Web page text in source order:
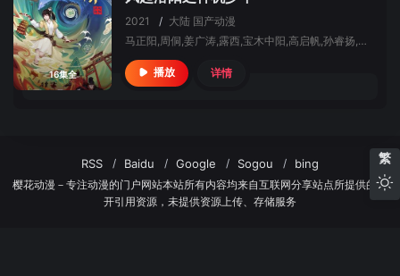
16集全
2021 / 大陆 国产动漫
马正阳,周侗,姜广涛,露西,宝木中阳,高启帆,孙睿扬,王潇倩,薄棠,朱蓉蓉,胡良伟,文森,韩啸,刘芊含,赵铭洲,吟良犬,木小柏,陶洪泽,吴可妍,黑兔子,郑景伊,刘李桥,张胡子
播放 详情
繁
RSS Baidu Google Sogou bing
樱花动漫－专注动漫的门户网站本站所有内容均来自互联网分享站点所提供的公
开引用资源，未提供资源上传、存储服务